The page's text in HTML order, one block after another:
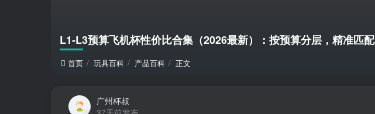
L1-L3预算飞机杯性价比合集（2026最新）：按预算分层，精准匹配
首页 玩具百科 产品百科 正文
广州杯叔